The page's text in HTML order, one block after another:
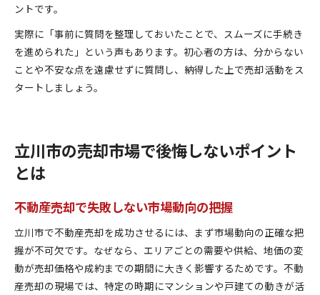
ントです。
実際に「事前に質問を整理しておいたことで、スムーズに手続き
を進められた」という声もあります。初心者の方は、分からない
ことや不安な点を遠慮せずに質問し、納得した上で売却活動をス
タートしましょう。
立川市の売却市場で後悔しないポイント
とは
不動産売却で失敗しない市場動向の把握
立川市で不動産売却を成功させるには、まず市場動向の正確な把
握が不可欠です。なぜなら、エリアごとの需要や供給、地価の変
動が売却価格や成約までの期間に大きく影響するためです。不動
産売却の現場では、特定の時期にマンションや戸建ての動きが活